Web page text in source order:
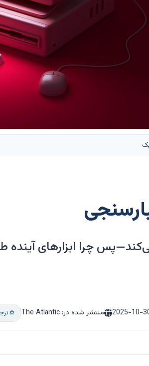
چرا ابزارهای آینده
2025-10- منتشر شده در: The Atlantic